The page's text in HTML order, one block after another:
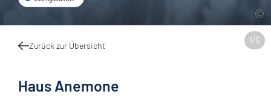
1/5
Zurück zur Übersicht
Haus Anemone